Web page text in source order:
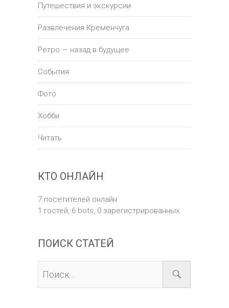
Путешествия и экскурсии
Развлечения Кременчуга
Ретро — назад в будущее
События
Фото
Хобби
Читать
КТО ОНЛАЙН
7 посетителей онлайн
1 гостей, 6 bots, 0 зарегистрированных
ПОИСК СТАТЕЙ